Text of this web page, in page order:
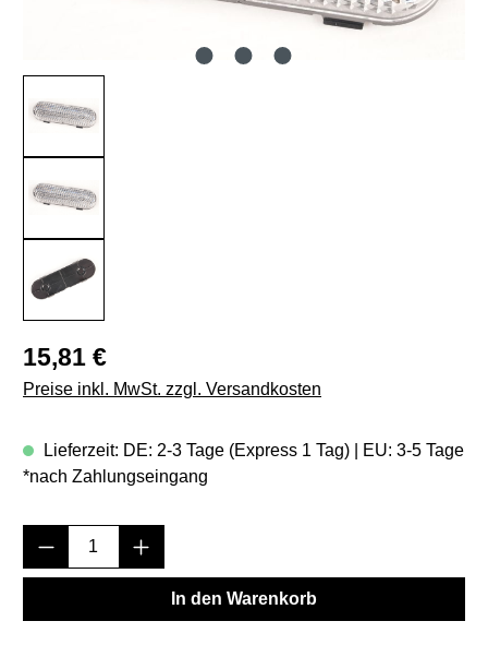
Regulärer Preis:
15,81 €
Preise inkl. MwSt. zzgl. Versandkosten
Lieferzeit: DE: 2-3 Tage (Express 1 Tag) | EU: 3-5 Tage
*nach Zahlungseingang
Produkt Anzahl: Gib den gewünschten
In den Warenkorb